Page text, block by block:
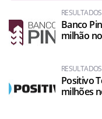
Banco
milhão
Positivo
milhões